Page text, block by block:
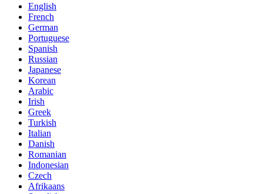
English
French
German
Portuguese
Spanish
Russian
Japanese
Korean
Arabic
Irish
Greek
Turkish
Italian
Danish
Romanian
Indonesian
Czech
Afrikaans